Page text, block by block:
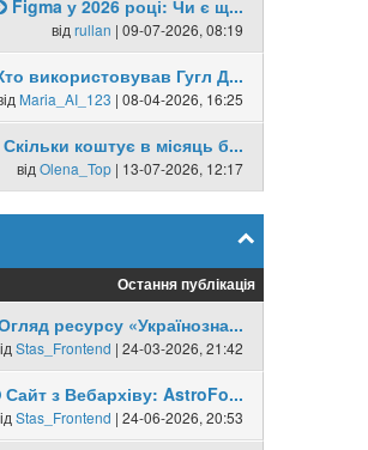
Figma у 2026 році: Чи є щ...
відrullan | 09-07-2026, 08:19
використовував Гугл Д...
Maria_AI_123 | 08-04-2026, 16:25
Скільки коштує в місяць б...
відOlena_Top | 13-07-2026, 12:17
Остання публікація
ресурсу «Українозна...
Stas_Frontend | 24-03-2026, 21:42
Сайт з Вебархіву: AstroFo...
Stas_Frontend | 24-06-2026, 20:53